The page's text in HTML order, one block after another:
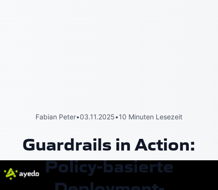
Fabian Peter•03.11.2025•10 Minuten Lesezeit
Guardrails in Action:
Policy-basierte